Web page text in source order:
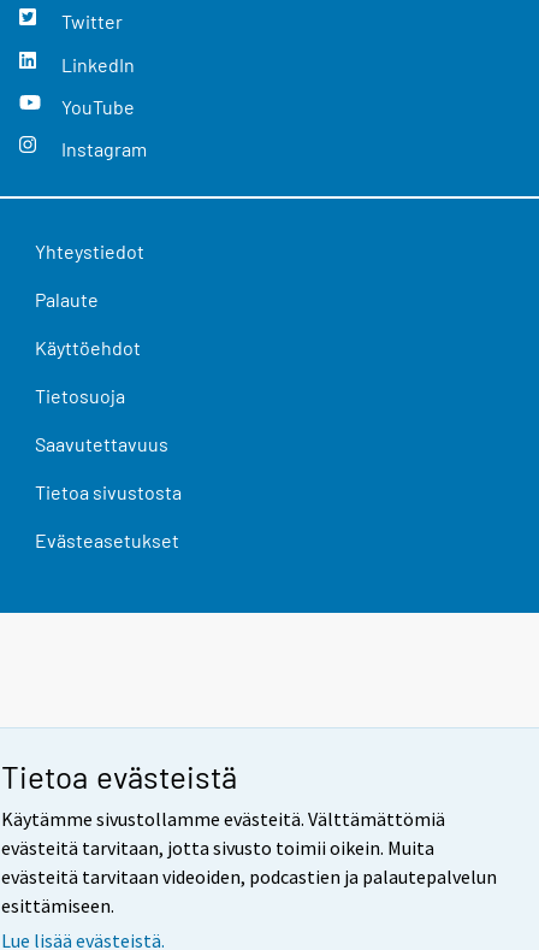
Tietoa evästeistä
Käytämme sivustollamme evästeitä. Välttämättömiä
evästeitä tarvitaan, jotta sivusto toimii oikein. Muita
evästeitä tarvitaan videoiden, podcastien ja palautepalvelun
esittämiseen.
Lue lisää evästeistä.
Twitter
LinkedIn
YouTube
Instagram
Yhteystiedot
Palaute
Käyttöehdot
Tietosuoja
Saavutettavuus
Tietoa sivustosta
Evästeasetukset